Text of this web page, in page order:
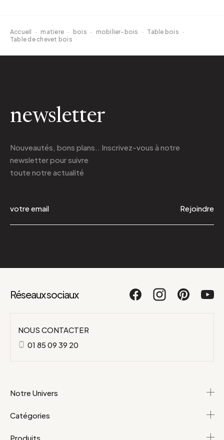
Accueil · matiere · bois · mobilier-bois · Table bois ·
Table de chevet bois
newsletter
Nouveautés, bons plans.. Inscrivez-vous à notre
newsletterpour suivre
toute notre actualité
Rejoindre
Réseaux sociaux
NOUS CONTACTER
01 85 09 39 20
Notre Univers
Catégories
Produits